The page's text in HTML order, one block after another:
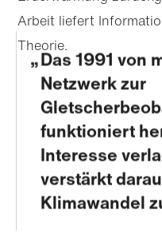
Arbeit liefert
Theorie.
Das 1991 von
Netzwerk zur
funktioniert
Interesse
verstärkt
Klimawandel